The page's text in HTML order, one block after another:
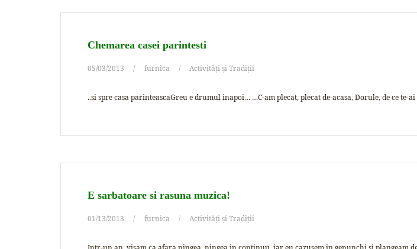
Chemarea casei parintesti
05/03/2013 furnica Activități și Tradiții
..si spre casa parinteascaGreu e drumul inapoi… …C-am plecat, plecat de-acasa, Dorule, de ce te-
E sarbatoare si rasuna muzica!
01/13/2013 furnica Activități și Tradiții